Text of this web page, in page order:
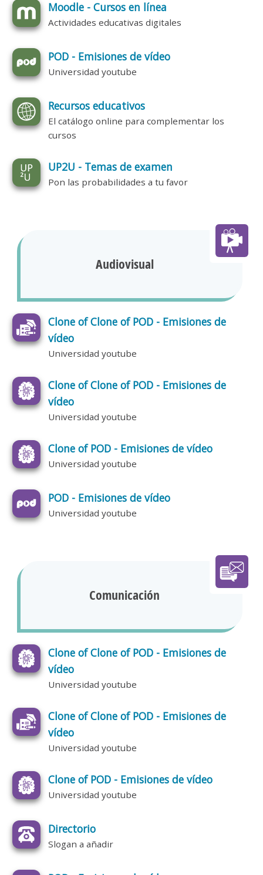
Moodle - Cursos en línea
Actividades educativas digitales
POD - Emisiones de vídeo
Universidad youtube
Recursos educativos
El catálogo online para complementar los
cursos
UP2U - Temas de examen
Pon las probabilidades a tu favor
Audiovisual
Clone of Clone of POD - Emisiones de
vídeo
Universidad youtube
Clone of Clone of POD - Emisiones de
vídeo
Universidad youtube
Clone of POD - Emisiones de vídeo
Universidad youtube
POD - Emisiones de vídeo
Universidad youtube
Comunicación
Clone of Clone of POD - Emisiones de
vídeo
Universidad youtube
Clone of Clone of POD - Emisiones de
vídeo
Universidad youtube
Clone of POD - Emisiones de vídeo
Universidad youtube
Directorio
Slogan a añadir